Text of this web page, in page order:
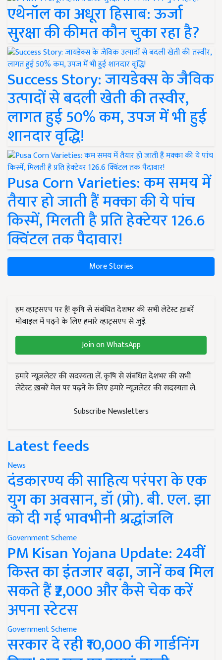
एथेनॉल का अधूरा हिसाब: ऊर्जा
सुरक्षा की कीमत कौन चुका रहा है?
Success Story: जायडेक्स के जैविक
उत्पादों से बदली खेती की तस्वीर,
लागत हुई 50% कम, उपज में भी हुई
शानदार वृद्धि!
Pusa Corn Varieties: कम समय में
तैयार हो जाती हैं मक्का की ये पांच
किस्में, मिलती है प्रति हेक्टेयर 126.6
क्विंटल तक पैदावार!
More Stories
हम व्हाट्सएप पर हैं! कृषि से संबंधित देशभर की सभी लेटेस्ट ख़बरें
मोबाइल में पढ़ने के लिए हमारे व्हाट्सएप से जुड़ें.
Join on WhatsApp
हमारे न्यूज़लेटर की सदस्यता लें. कृषि से संबंधित देशभर की सभी
लेटेस्ट ख़बरें मेल पर पढ़ने के लिए हमारे न्यूज़लेटर की सदस्यता लें.
Subscribe Newsletters
Latest feeds
News
दंडकारण्य की साहित्य परंपरा के एक
युग का अवसान, डॉ (प्रो). बी. एल. झा
को दी गई भावभीनी श्रद्धांजलि
Government Scheme
PM Kisan Yojana Update: 24वीं
किस्त का इंतजार बढ़ा, जानें कब मिल
सकते हैं ₹2,000 और कैसे चेक करें
अपना स्टेटस
Government Scheme
सरकार दे रही ₹10,000 की गार्डनिंग